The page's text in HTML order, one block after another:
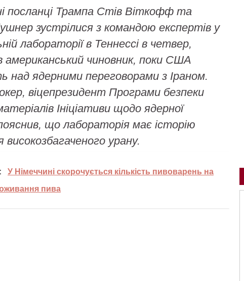
посланці Трампа Стів Віткофф та
зустрілися з командою експертів у
лабораторії в Теннессі в четвер,
американський чиновник, поки США
над ядерними переговорами з Іраном.
віцепрезидент Програми безпеки
Ініціативи щодо ядерної
що лабораторія має історію
високозбагаченого урану.
У Німеччині скорочується кількість пивоварень на
пива